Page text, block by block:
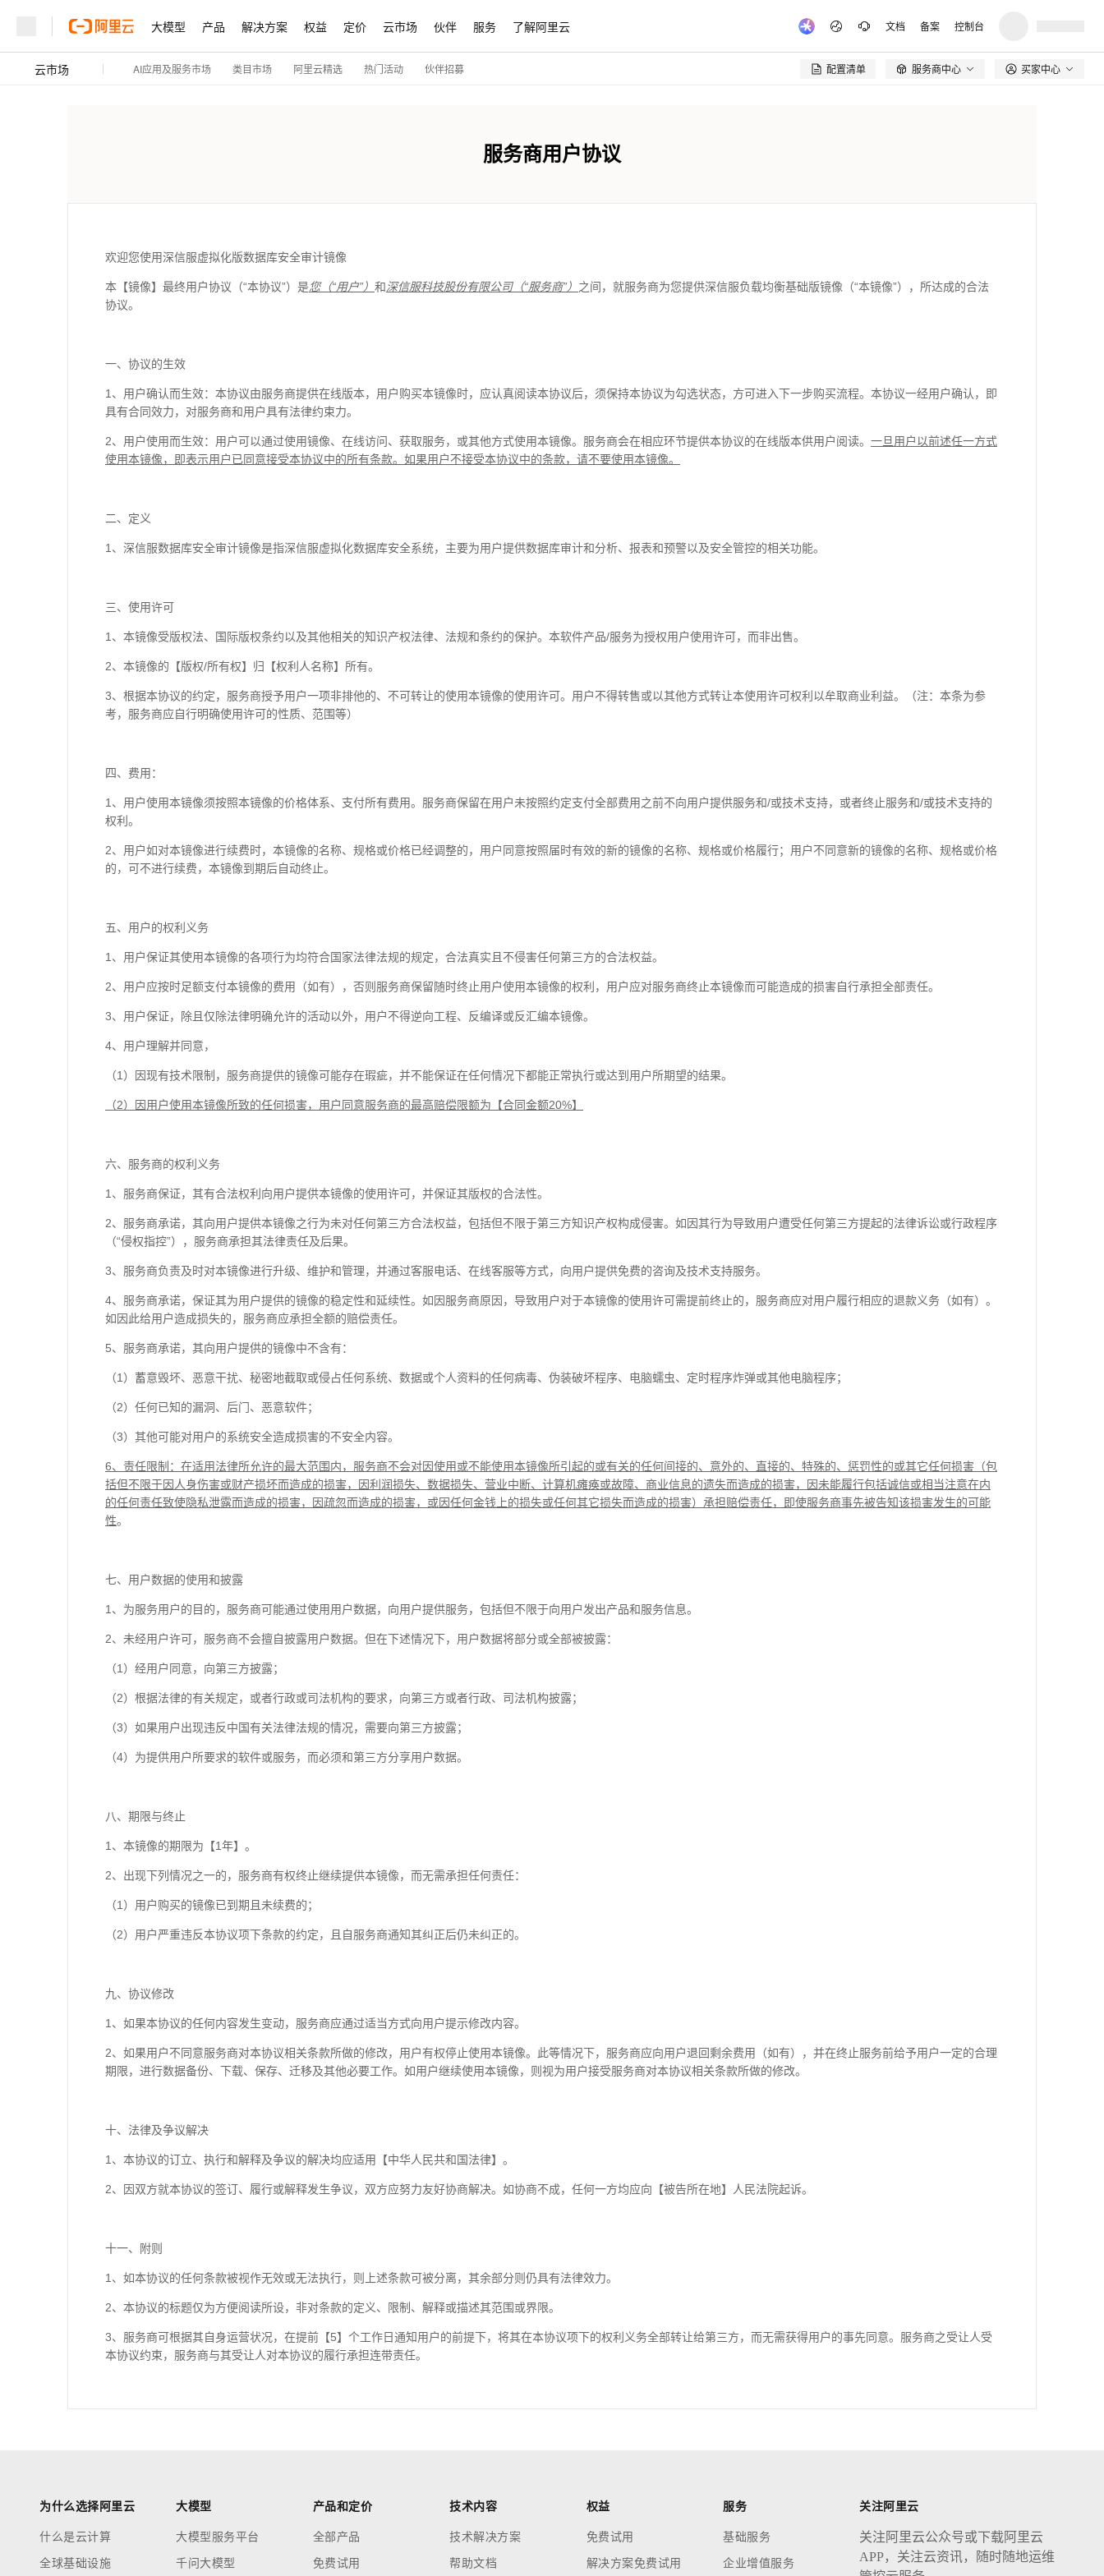
大模型 产品 解决方案 权益 定价 云市场 伙伴 服务 了解阿里云 文档 备案 控制台
云市场 AI应用及服务市场 类目市场 阿里云精选 热门活动 伙伴招募 配置清单  服务商中心 买家中心
服务商用户协议
欢迎您使用深信服虚拟化版数据库安全审计镜像
本【镜像】最终用户协议（“本协议”）是您（“用户”） 和深信服科技股份有限公司（“服务商”） 之间，就服务商为您提供深信服负载均衡基础版镜像（“本镜像”），所达成的合法
协议。
一、协议的生效
1、用户确认而生效：本协议由服务商提供在线版本，用户购买本镜像时，应认真阅读本协议后，须保持本协议为勾选状态，方可进入下一步购买流程。本协议一经用户确认，即
具有合同效力，对服务商和用户具有法律约束力。
2、用户使用而生效：用户可以通过使用镜像、在线访问、获取服务，或其他方式使用本镜像。服务商会在相应环节提供本协议的在线版本供用户阅读。 一旦用户以前述任一方式
使用本镜像，即表示用户已同意接受本协议中的所有条款。如果用户不接受本协议中的条款，请不要使用本镜像。
二、定义
1、深信服数据库安全审计镜像是指深信服虚拟化数据库安全系统，主要为用户提供数据库审计和分析、报表和预警以及安全管控的相关功能。
三、使用许可
1、本镜像受版权法、国际版权条约以及其他相关的知识产权法律、法规和条约的保护。本软件产品/服务为授权用户使用许可，而非出售。
2、本镜像的【版权/所有权】归【权利人名称】所有。
3、根据本协议的约定，服务商授予用户一项非排他的、不可转让的使用本镜像的使用许可。用户不得转售或以其他方式转让本使用许可权利以牟取商业利益。（注：本条为参
考，服务商应自行明确使用许可的性质、范围等）
四、费用：
1、用户使用本镜像须按照本镜像的价格体系、支付所有费用。服务商保留在用户未按照约定支付全部费用之前不向用户提供服务和/或技术支持，或者终止服务和/或技术支持的
权利。
2、用户如对本镜像进行续费时，本镜像的名称、规格或价格已经调整的，用户同意按照届时有效的新的镜像的名称、规格或价格履行；用户不同意新的镜像的名称、规格或价格
的，可不进行续费，本镜像到期后自动终止。
五、用户的权利义务
1、用户保证其使用本镜像的各项行为均符合国家法律法规的规定，合法真实且不侵害任何第三方的合法权益。
2、用户应按时足额支付本镜像的费用（如有），否则服务商保留随时终止用户使用本镜像的权利，用户应对服务商终止本镜像而可能造成的损害自行承担全部责任。
3、用户保证，除且仅除法律明确允许的活动以外，用户不得逆向工程、反编译或反汇编本镜像。
4、用户理解并同意，
（1）因现有技术限制，服务商提供的镜像可能存在瑕疵，并不能保证在任何情况下都能正常执行或达到用户所期望的结果。
（2）因用户使用本镜像所致的任何损害，用户同意服务商的最高赔偿限额为【合同金额20%】
六、服务商的权利义务
1、服务商保证，其有合法权利向用户提供本镜像的使用许可，并保证其版权的合法性。
2、服务商承诺，其向用户提供本镜像之行为未对任何第三方合法权益，包括但不限于第三方知识产权构成侵害。如因其行为导致用户遭受任何第三方提起的法律诉讼或行政程序
（“侵权指控”），服务商承担其法律责任及后果。
3、服务商负责及时对本镜像进行升级、维护和管理，并通过客服电话、在线客服等方式，向用户提供免费的咨询及技术支持服务。
4、服务商承诺，保证其为用户提供的镜像的稳定性和延续性。如因服务商原因，导致用户对于本镜像的使用许可需提前终止的，服务商应对用户履行相应的退款义务（如有）。
如因此给用户造成损失的，服务商应承担全额的赔偿责任。
5、服务商承诺，其向用户提供的镜像中不含有：
（1）蓄意毁坏、恶意干扰、秘密地截取或侵占任何系统、数据或个人资料的任何病毒、伪装破坏程序、电脑蠕虫、定时程序炸弹或其他电脑程序；
（2）任何已知的漏洞、后门、恶意软件；
（3）其他可能对用户的系统安全造成损害的不安全内容。
6、责任限制：在适用法律所允许的最大范围内，服务商不会对因使用或不能使用本镜像所引起的或有关的任何间接的、意外的、直接的、特殊的、惩罚性的或其它任何损害（包
括但不限于因人身伤害或财产损坏而造成的损害，因利润损失、数据损失、营业中断、计算机瘫痪或故障、商业信息的遗失而造成的损害，因未能履行包括诚信或相当注意在内
的任何责任致使隐私泄露而造成的损害，因疏忽而造成的损害，或因任何金钱上的损失或任何其它损失而造成的损害）承担赔偿责任，即使服务商事先被告知该损害发生的可能
性。
七、用户数据的使用和披露
1、为服务用户的目的，服务商可能通过使用用户数据，向用户提供服务，包括但不限于向用户发出产品和服务信息。
2、未经用户许可，服务商不会擅自披露用户数据。但在下述情况下，用户数据将部分或全部被披露：
（1）经用户同意，向第三方披露；
（2）根据法律的有关规定，或者行政或司法机构的要求，向第三方或者行政、司法机构披露；
（3）如果用户出现违反中国有关法律法规的情况，需要向第三方披露；
（4）为提供用户所要求的软件或服务，而必须和第三方分享用户数据。
八、期限与终止
1、本镜像的期限为【1年】。
2、出现下列情况之一的，服务商有权终止继续提供本镜像，而无需承担任何责任：
（1）用户购买的镜像已到期且未续费的；
（2）用户严重违反本协议项下条款的约定，且自服务商通知其纠正后仍未纠正的。
九、协议修改
1、如果本协议的任何内容发生变动，服务商应通过适当方式向用户提示修改内容。
2、如果用户不同意服务商对本协议相关条款所做的修改，用户有权停止使用本镜像。此等情况下，服务商应向用户退回剩余费用（如有），并在终止服务前给予用户一定的合理
期限，进行数据备份、下载、保存、迁移及其他必要工作。如用户继续使用本镜像，则视为用户接受服务商对本协议相关条款所做的修改。
十、法律及争议解决
1、本协议的订立、执行和解释及争议的解决均应适用【中华人民共和国法律】。
2、因双方就本协议的签订、履行或解释发生争议，双方应努力友好协商解决。如协商不成，任何一方均应向【被告所在地】人民法院起诉。
十一、附则
1、如本协议的任何条款被视作无效或无法执行，则上述条款可被分离，其余部分则仍具有法律效力。
2、本协议的标题仅为方便阅读所设，非对条款的定义、限制、解释或描述其范围或界限。
3、服务商可根据其自身运营状况，在提前【5】个工作日通知用户的前提下，将其在本协议项下的权利义务全部转让给第三方，而无需获得用户的事先同意。服务商之受让人受
本协议约束，服务商与其受让人对本协议的履行承担连带责任。
为什么选择阿里云
什么是云计算
全球基础设施
大模型
大模型服务平台
千问大模型
产品和定价
全部产品
免费试用
技术内容
技术解决方案
帮助文档
权益
免费试用
解决方案免费试用
服务
基础服务
企业增值服务
关注阿里云
关注阿里云公众号或下载阿里云
APP，关注云资讯，随时随地运维